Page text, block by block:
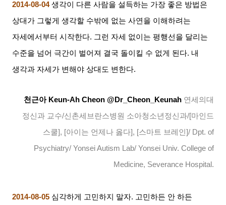
2014-08-04 생각이 다른 사람을 설득하는 가장 좋은 방법은
상대가 그렇게 생각할 수밖에 없는 사연을 이해하려는
자세에서부터 시작한다. 그런 자세 없이는 평행선을 달리는
수준을 넘어 극간이 벌어져 결국 돌이킬 수 없게 된다. 내
생각과 자세가 변해야 상대도 변한다.
천근아Keun-Ah Cheon @Dr_Cheon_Keunah 연세의대
정신과 교수/신촌세브란스병원 소아청소년정신과/[마인드
스쿨], [아이는 언제나 옳다], [스마트 브레인 ]/ Dpt. of
Psychiatry/ Yonsei Autism Lab/ Yonsei Univ. College of
Medicine, Severance Hospital.
2014-08-05 심각하게 고민하지 말자. 고민하든 안 하든